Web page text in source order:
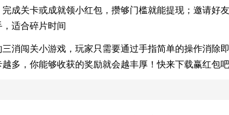
成关卡或成就领小红包，攒够门槛就能提现；邀请好
适合碎片时间
消闯关小游戏，玩家只需要通过手指简单的操作消除
多，你能够收获的奖励就会越丰厚！快来下载赢红包吧